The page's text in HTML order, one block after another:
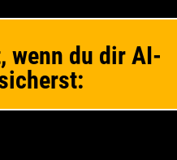
wenn du dir AI-